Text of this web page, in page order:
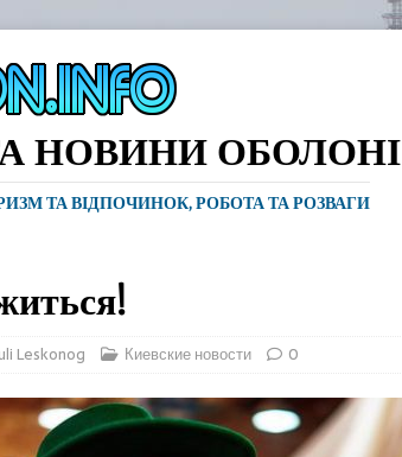
НОВИНИ ОБОЛОНІ
ТА ВІДПОЧИНОК, РОБОТА ТА РОЗВАГИ
Leskonog Киевские новости 0